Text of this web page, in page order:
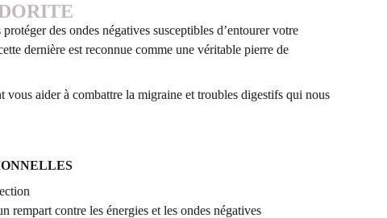
des ondes négatives susceptibles d’entourer votre
dernière est reconnue comme une véritable pierre de
vous aider à combattre la migraine et troubles digestifs qui nous
rempart contre les énergies et les ondes négatives